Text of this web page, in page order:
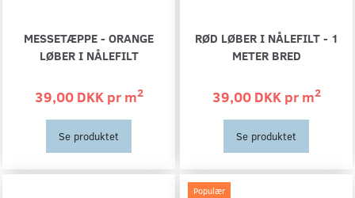
MESSETÆPPE - ORANGE
LØBER I NÅLEFILT
39,00 DKK prm2
Se produktet
RØD LØBER I NÅLEFILT - 1
METER BRED
39,00 DKK prm2
Se produktet
Populær